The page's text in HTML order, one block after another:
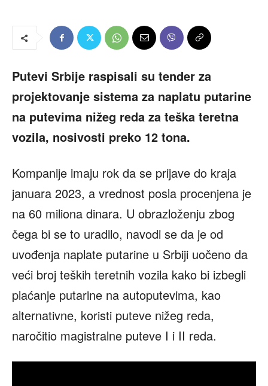
Putevi Srbije raspisali su tender za
projektovanje sistema za naplatu putarine
na putevima nižeg reda za teška teretna
vozila, nosivosti preko 12 tona.
Kompanije imaju rok da se prijave do kraja
januara 2023, a vrednost posla procenjena je
na 60 miliona dinara. U obrazloženju zbog
čega bi se to uradilo, navodi se da je od
uvođenja naplate putarine u Srbiji uočeno da
veći broj teških teretnih vozila kako bi izbegli
plaćanje putarine na autoputevima, kao
alternativne, koristi puteve nižeg reda,
naročitio magistralne puteve I i II reda.